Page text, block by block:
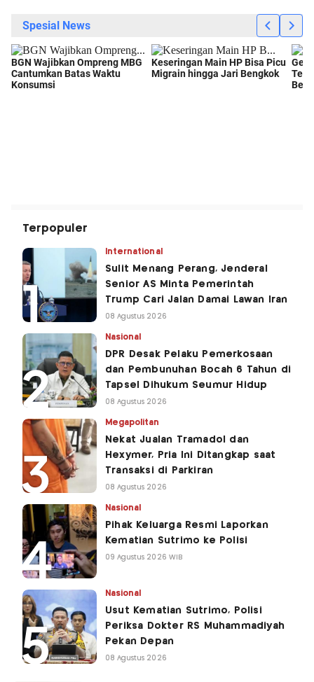
Terpopuler
International
Sulit Menang Perang, Jenderal
Senior AS Minta Pemerintah
Trump Cari Jalan Damai Lawan Iran
08 Agustus 2026
Nasional
DPR Desak Pelaku Pemerkosaan
dan Pembunuhan Bocah 6 Tahun di
Tapsel Dihukum Seumur Hidup
08 Agustus 2026
Megapolitan
Nekat Jualan Tramadol dan
Hexymer, Pria Ini Ditangkap saat
Transaksi di Parkiran
08 Agustus 2026
Nasional
Pihak Keluarga Resmi Laporkan
Kematian Sutrimo ke Polisi
09 Agustus 2026 WIB
Nasional
Usut Kematian Sutrimo, Polisi
Periksa Dokter RS Muhammadiyah
Pekan Depan
08 Agustus 2026